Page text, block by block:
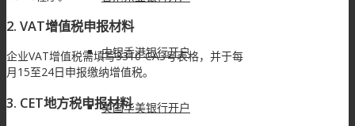
中银香港银行开户
美国华美银行开户
2. VAT增值税申报材料
企业VAT增值税需填写3310-CA3号表格，并于每
月15至24日申报缴纳增值税。
3. CET地方税申报材料